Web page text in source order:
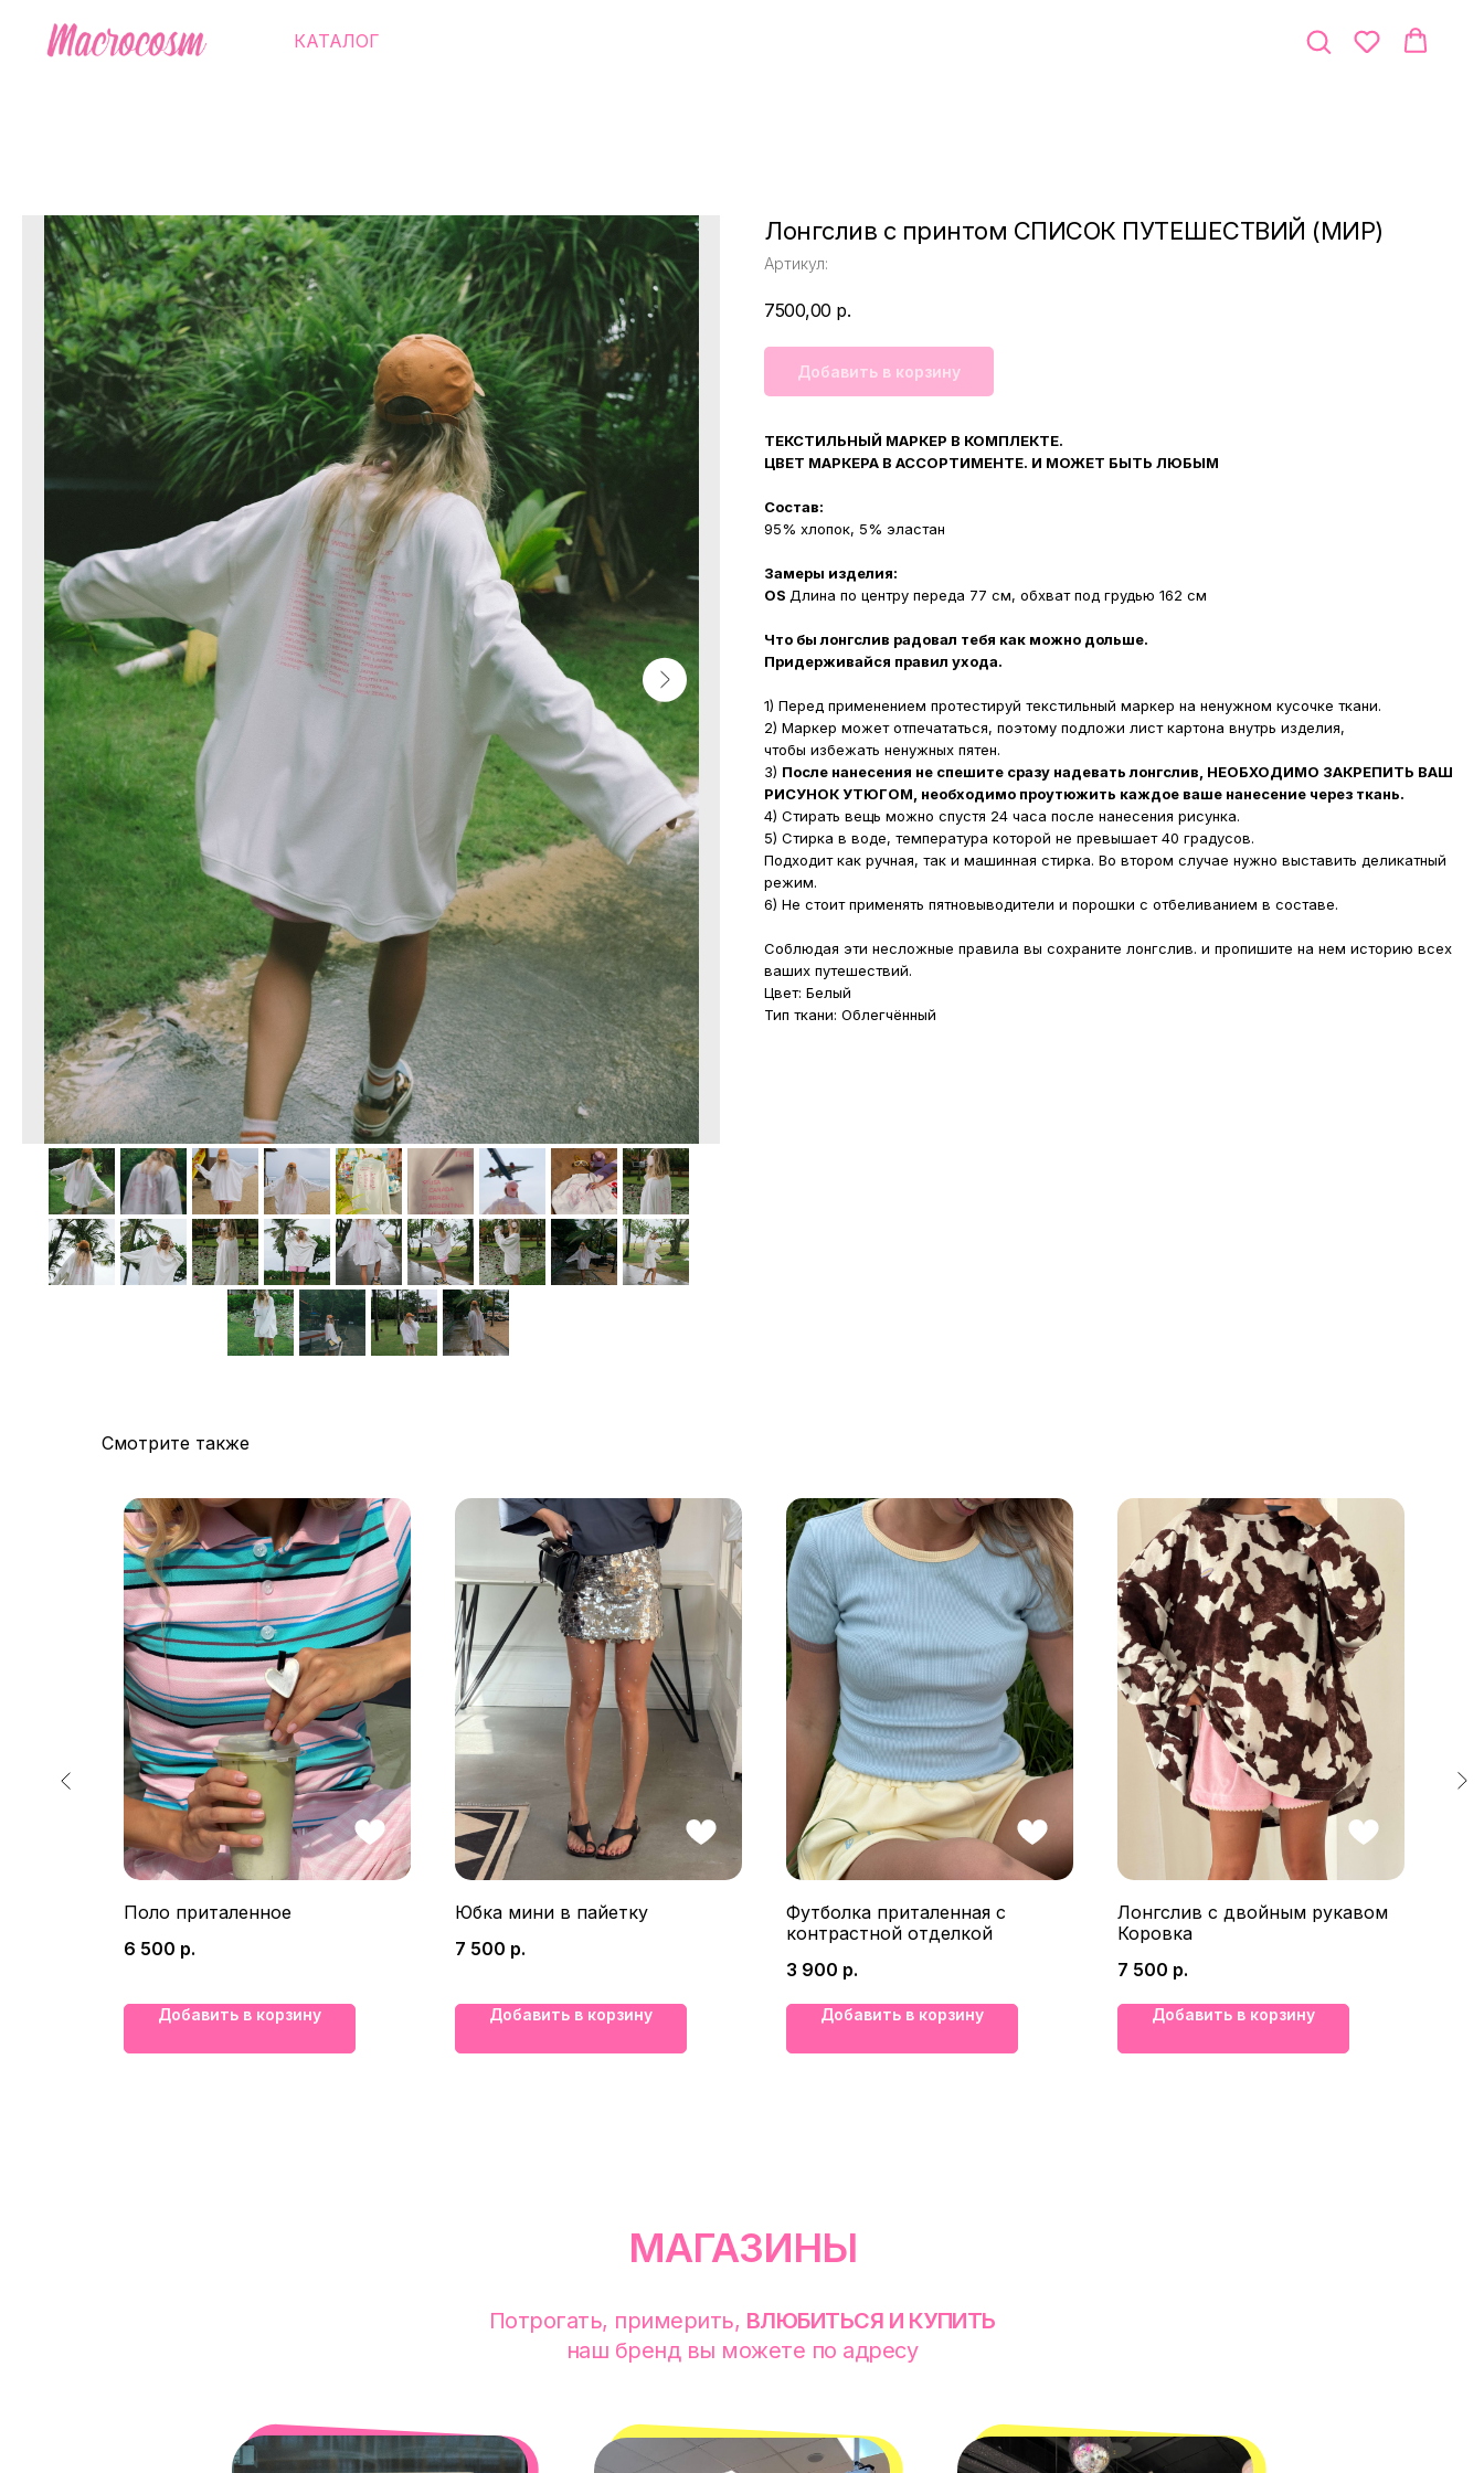
КАТАЛОГ
Лонгслив с принтом СПИСОК ПУТЕШЕСТВИЙ (МИР)
Артикул:
7500,00 р.
Добавить в корзину
ТЕКСТИЛЬНЫЙ МАРКЕР В КОМПЛЕКТЕ.
ЦВЕТ МАРКЕРА В АССОРТИМЕНТЕ. И МОЖЕТ БЫТЬ ЛЮБЫМ
Состав:
95% хлопок, 5% эластан
Замеры изделия:
OS Длина по центру переда 77 см, обхват под грудью 162 см
Что бы лонгслив радовал тебя как можно дольше.
Придерживайся правил ухода.
1) Перед применением протестируй текстильный маркер на ненужном кусочке ткани.
2) Маркер может отпечататься, поэтому подложи лист картона внутрь изделия,
чтобы избежать ненужных пятен.
3) После нанесения не спешите сразу надевать лонгслив, НЕОБХОДИМО ЗАКРЕПИТЬ ВАШ
РИСУНОК УТЮГОМ, необходимо проутюжить каждое ваше нанесение через ткань.
4) Стирать вещь можно спустя 24 часа после нанесения рисунка.
5) Стирка в воде, температура которой не превышает 40 градусов.
Подходит как ручная, так и машинная стирка. Во втором случае нужно выставить деликатный
режим.
6) Не стоит применять пятновыводители и порошки с отбеливанием в составе.
Соблюдая эти несложные правила вы сохраните лонгслив. и пропишите на нем историю всех
ваших путешествий.
Цвет: Белый
Тип ткани: Облегчённый
Смотрите также
Поло приталенное
6 500 р.
Добавить в корзину
Юбка мини в пайетку
7 500 р.
Добавить в корзину
Футболка приталенная с
контрастной отделкой
3 900 р.
Добавить в корзину
Лонгслив с двойным рукавом
Коровка
7 500 р.
Добавить в корзину
МАГАЗИНЫ
Потрогать, примерить, ВЛЮБИТЬСЯ И КУПИТЬ
наш бренд вы можете по адресу